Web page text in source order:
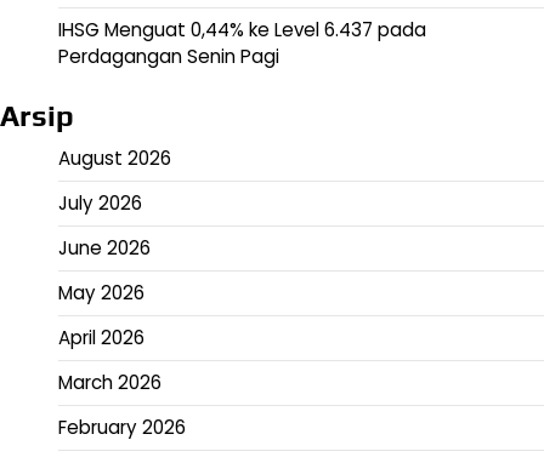
IHSG Menguat 0,44% ke Level 6.437 pada
Perdagangan Senin Pagi
Arsip
August 2026
July 2026
June 2026
May 2026
April 2026
March 2026
February 2026